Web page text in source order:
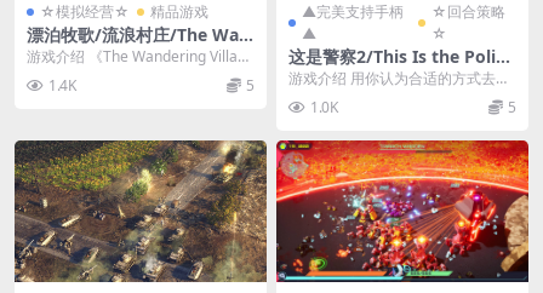
☆模拟经营☆ 精品游戏
漂泊牧歌/流浪村庄/The Wan
dering Village
游戏介绍 《The Wandering Villag
e》是一款城市建造类模拟游戏...
1.4K 5
▲完美支持手柄
▲
☆回合策略
☆
这是警察2/This Is the Police
2
游戏介绍 用你认为合适的方式去诠
释法律！运营警察局，管理手下的
警察，做出艰难的决...
1.0K 5